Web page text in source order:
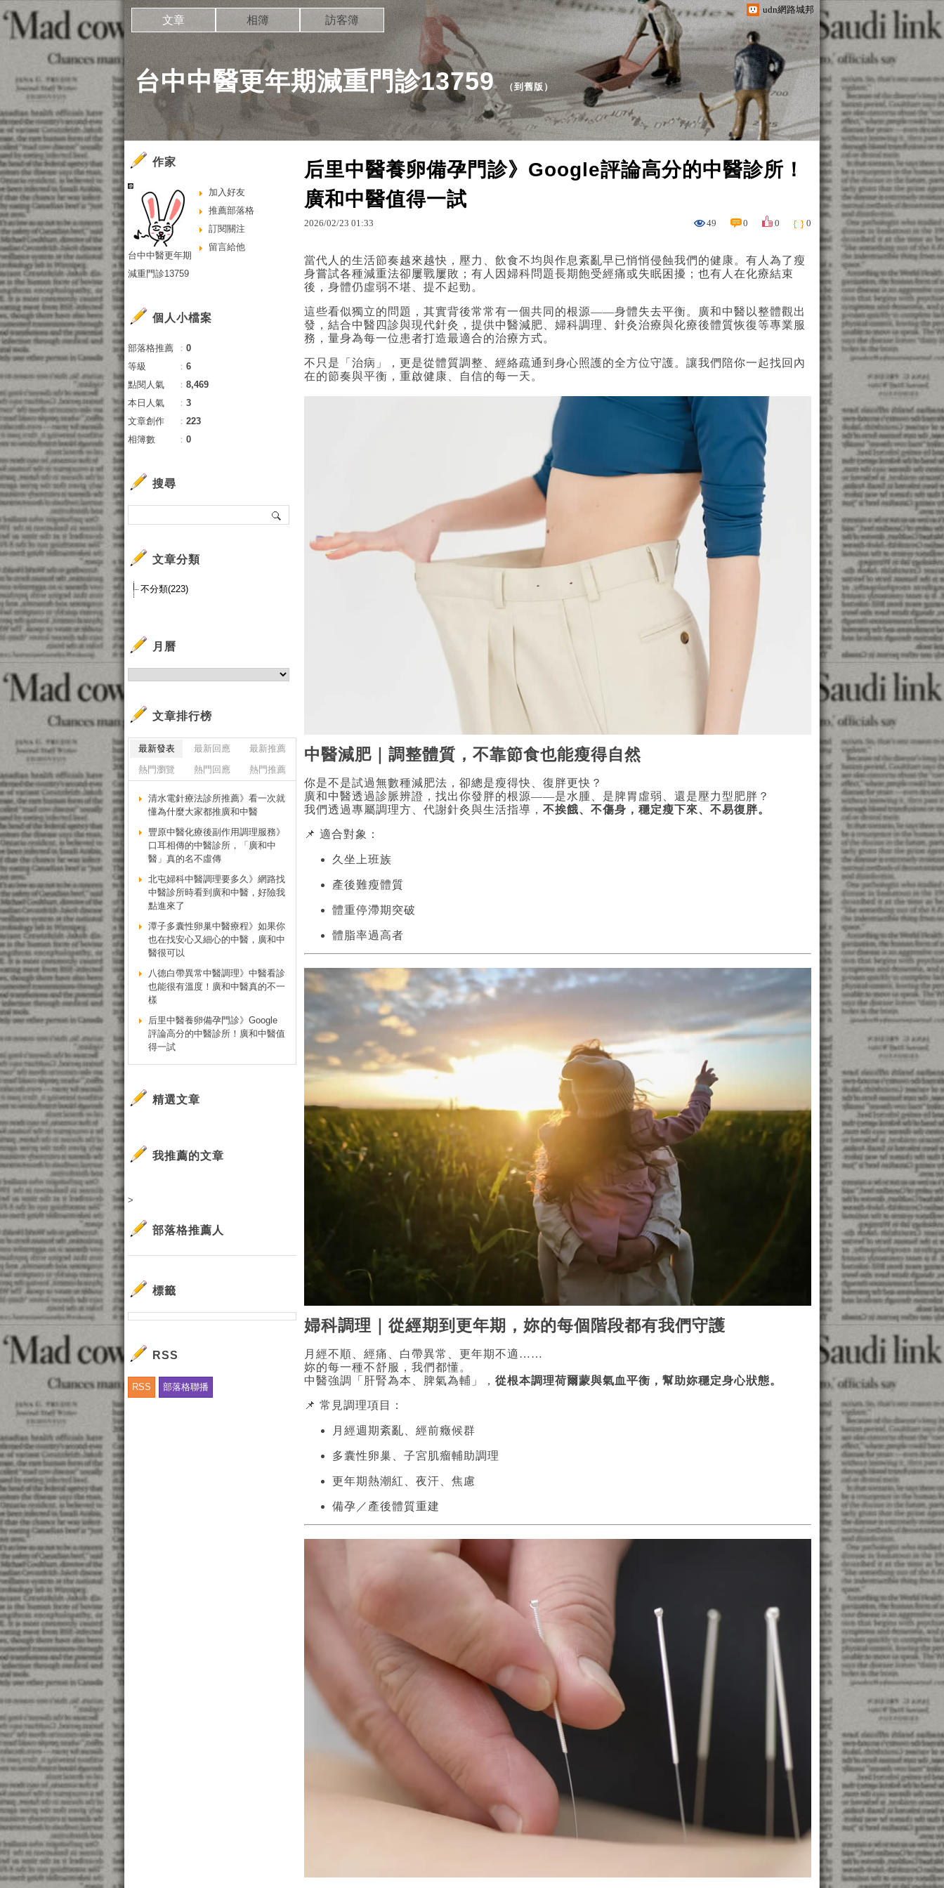
udn網路城邦
台中中醫更年期減重門診13759（到舊版 ）
文章 相簿 訪客簿
后里中醫養卵備孕門診》Google評論高分的中醫診所！
廣和中醫值得一試
2026/02/23 01:33 49 0 0 0
當代人的生活節奏越來越快，壓力、飲食不均與作息紊亂早已悄悄侵蝕我們的健康。有人為了瘦
身嘗試各種減重法卻屢戰屢敗；有人因婦科問題長期飽受經痛或失眠困擾；也有人在化療結束
後，身體仍虛弱不堪、提不起勁。
這些看似獨立的問題，其實背後常常有一個共同的根源——身體失去平衡。廣和中醫以整體觀出
發，結合中醫四診與現代針灸，提供中醫減肥、婦科調理、針灸治療與化療後體質恢復等專業服
務，量身為每一位患者打造最適合的治療方式。
不只是「治病」，更是從體質調整、經絡疏通到身心照護的全方位守護。讓我們陪你一起找回內
在的節奏與平衡，重啟健康、自信的每一天。
中醫減肥｜調整體質，不靠節食也能瘦得自然
你是不是試過無數種減肥法，卻總是瘦得快、復胖更快？
廣和中醫透過診脈辨證，找出你發胖的根源——是水腫、是脾胃虛弱、還是壓力型肥胖？
我們透過專屬調理方、代謝針灸與生活指導， 不挨餓、不傷身，穩定瘦下來、不易復胖。
📌 適合對象：
久坐上班族
產後難瘦體質
體重停滯期突破
體脂率過高者
婦科調理｜從經期到更年期，妳的每個階段都有我們守護
月經不順、經痛、白帶異常、更年期不適……
妳的每一種不舒服，我們都懂。
中醫強調「肝腎為本、脾氣為輔」， 從根本調理荷爾蒙與氣血平衡，幫助妳穩定身心狀態。
📌 常見調理項目：
月經週期紊亂、經前癥候群
多囊性卵巢、子宮肌瘤輔助調理
更年期熱潮紅、夜汗、焦慮
備孕／產後體質重建
作家
加入好友
推薦部落格
訂閱關注
留言給他
台中中醫更年期
減重門診13759
個人小檔案
部落格推薦 ： 0
等級
： 6
點閱人氣
： 8,469
本日人氣
： 3
文章創作
： 223
相簿數
： 0
搜尋
文章分類
不分類(223)
月曆
文章排行榜
最新發表 最新回應
最新推薦
熱門瀏覽
熱門回應 熱門推薦
清水電針療法診所推薦》看一次就
懂為什麼大家都推廣和中醫
豐原中醫化療後副作用調理服務》
口耳相傳的中醫診所，「廣和中
醫」真的名不虛傳
北屯婦科中醫調理要多久》網路找
中醫診所時看到廣和中醫，好險我
點進來了
潭子多囊性卵巢中醫療程》如果你
也在找安心又細心的中醫，廣和中
醫很可以
八德白帶異常中醫調理》中醫看診
也能很有溫度！廣和中醫真的不一
樣
后里中醫養卵備孕門診》Google
評論高分的中醫診所！廣和中醫值
得一試
精選文章
我推薦的文章
>
部落格推薦人
標籤
RSS
RSS 部落格聯播